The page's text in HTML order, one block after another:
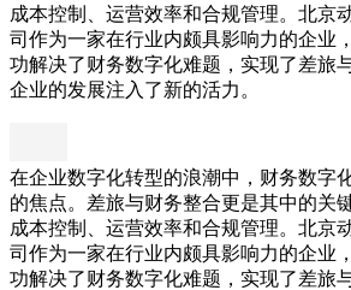
成本控制、运营效率和合规管理。北京
司作为一家在行业内颇具影响力的企业
功解决了财务数字化难题，实现了差旅
企业的发展注入了新的活力。
在企业数字化转型的浪潮中，财务数字
的焦点。差旅与财务整合更是其中的关
成本控制、运营效率和合规管理。北京
司作为一家在行业内颇具影响力的企业
功解决了财务数字化难题，实现了差旅